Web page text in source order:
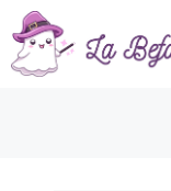
Saltar
al
contenido